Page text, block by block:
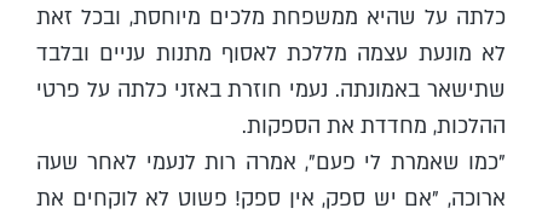
כלתה על שהיא ממשפחת מלכים מיוחסת, ובכל זאת
לא מונעת עצמה מללכת לאסוף מתנות עניים ובלבד
שתישאר באמונתה. נעמי חוזרת באזני כלתה על פרטי
ההלכות, מחדדת את הספקות.
"כמו שאמרת לי פעם", אמרה רות לנעמי לאחר שעה
ארוכה, "אם יש ספק, אין ספק! פשוט לא לוקחים את